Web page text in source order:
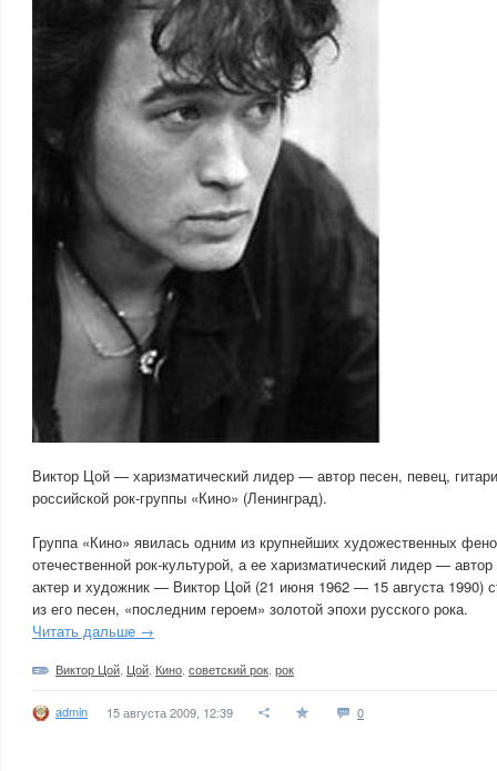
Виктор Цой — харизматический лидер — автор песен, певец,
российской рок-группы «Кино» (Ленинград).
Группа «Кино» явилась одним из крупнейших художественных
отечественной рок-культурой, а ее харизматический лидер —
актер и художник — Виктор Цой (21 июня 1962 — 15 августа 1990)
из его песен, «последним героем» золотой эпохи русского рока.
Читать дальше →
Виктор Цой Цой Кино советский рок рок
admin 15 августа 2009, 12:39 0